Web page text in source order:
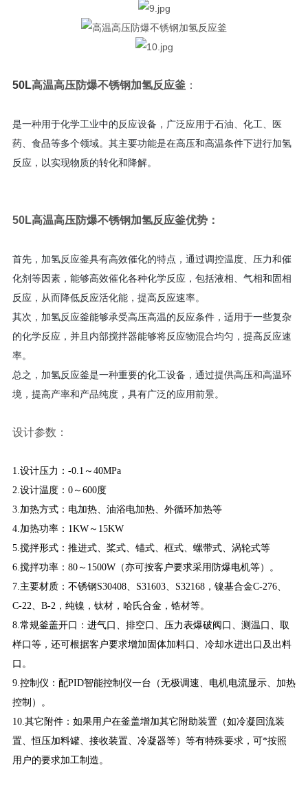
50L高温高压防爆不锈钢加氢反应釜：
是一种用于化学工业中的反应设备，广泛应用于石油、化工、医
药、食品等多个领域。其主要功能是在高压和高温条件下进行加氢
反应，以实现物质的转化和降解。
50L高温高压防爆不锈钢加氢反应釜优势：
首先，加氢反应釜具有高效催化的特点，通过调控温度、压力和催
化剂等因素，能够高效催化各种化学反应，包括液相、气相和固相
反应，从而降低反应活化能，提高反应速率。
其次，加氢反应釜能够承受高压高温的反应条件，适用于一些复杂
的化学反应，并且内部搅拌器能够将反应物混合均匀，提高反应速
率。
总之，加氢反应釜是一种重要的化工设备，通过提供高压和高温环
境，提高产率和产品纯度，具有广泛的应用前景。
设计参数：
1.设计压力：-0.1～40MPa
2.设计温度：0～600度
3.加热方式：电加热、油浴电加热、外循环加热等
4.加热功率：1KW～15KW
5.搅拌形式：推进式、桨式、锚式、框式、螺带式、涡轮式等
6.搅拌功率：80～1500W（亦可按客户要求采用防爆电机等）。
7.主要材质：不锈钢S30408、S31603、S32168，镍基合金C-276、
C-22、B-2，纯镍，钛材，哈氏合金，锆材等。
8.常规釜盖开口：进气口、排空口、压力表爆破阀口、测温口、取
样口等，还可根据客户要求增加固体加料口、冷却水进出口及出料
口。
9.控制仪：配PID智能控制仪一台（无极调速、电机电流显示、加热
控制）。
10.其它附件：如果用户在釜盖增加其它附助装置（如冷凝回流装
置、恒压加料罐、接收装置、冷凝器等）等有特殊要求，可*按照
用户的要求加工制造。